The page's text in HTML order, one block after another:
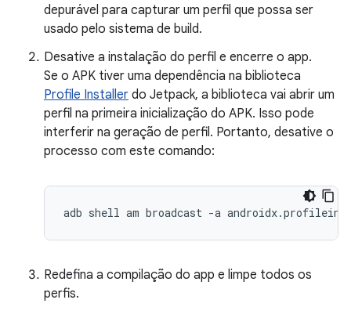
depurável para capturar um perfil que possa ser
usado pelo sistema de build.
Desative a instalação do perfil e encerre o app.
Se o APK tiver uma dependência na biblioteca
Profile Installer do Jetpack, a biblioteca vai abrir um
perfil na primeira inicialização do APK. Isso pode
interferir na geração de perfil. Portanto, desative o
processo com este comando:
adb shell am broadcast -a
Redefina a compilação do app e limpe todos os
perfis.